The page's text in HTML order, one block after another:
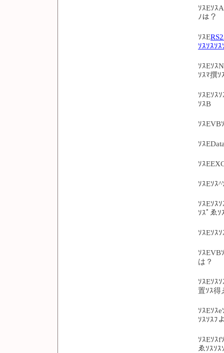
ｿｽEｿｽ
ﾉは？
ｿｽE
ｿｽｿｽｿ
ｿｽEｿｽ
ｿｽﾏ撰ｿ
ｿｽEｿｽ
ｿｽB
ｿｽEVB
ｿｽ
ｿｽ
ｿｽEｿｽ
ｿｽEｿｽ
ｿｽﾟゑｿ
ｿｽEｿｽ
ｿｽEVB
は？
ｿｽEｿｽ
置ｿｽ得
ｿｽEｿｽ
ｿｽｿｽﾌ
ｿｽEｿｽf
ゑｿｽｿｽ